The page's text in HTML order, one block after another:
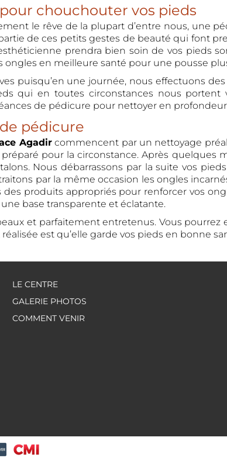
chouchouter vos pieds
le rêve de la plupart d’entre nous, une
de ces petits gestes de beauté qui font
prendra bien soin de vos pieds
ongles en meilleure santé pour une pousse
puisqu’en une journée, nous effectuons
qui en toutes circonstances nous portent
de pédicure pour nettoyer en
pédicure
Agadircommencent par un nettoyage
pour la circonstance. Après quelques
Nous débarrassons par la suite vos
par la même occasion les ongles
produits appropriés pour renforcer vos
base transparente et éclatante.
et parfaitement entretenus. Vous
est qu’elle garde vos pieds en bonne
LE CENTRE
GALERIE PHOTOS
COMMENT VENIR